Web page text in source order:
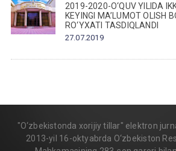
2019-2020-O‘QUV YILIDA
KEYINGI MA’LUMOT OLISH
RO‘YXATI TASDIQLANDI
27.07.2019
"O‘zbekistonda xorijiy tillar" elektron
2013-yil 16-oktyabrda O‘zbekiston